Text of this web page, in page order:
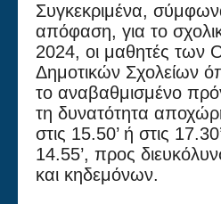
Συγκεκριμένα,
απόφαση, για το
2024, οι μαθητές των
Δημοτικών Σχολείων
το αναβαθμισμένο
τη δυνατότητα
στις 15.50’ ή στις
14.55’, προς
και κηδεμόνων.